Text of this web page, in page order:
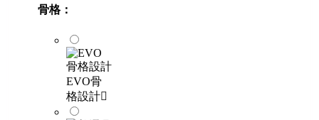
骨格：
EVO骨
格設計